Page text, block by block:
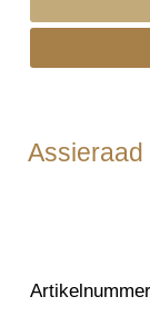
Assieraad
Artikelnummer